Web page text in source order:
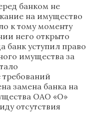
банком не
на имущество
к тому моменту
него открыто
банк уступил право
имущества за
требований
замена банка на
ОАО «О»
отсутствия